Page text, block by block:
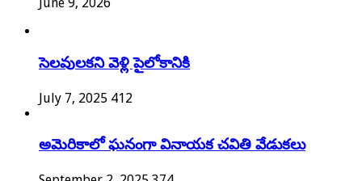
సెలవులకని వెళ్లి పైలోకానికి
July 7, 2025 412
అమెరికాలో ఘనంగా వినాయక చవితి వేడుకలు